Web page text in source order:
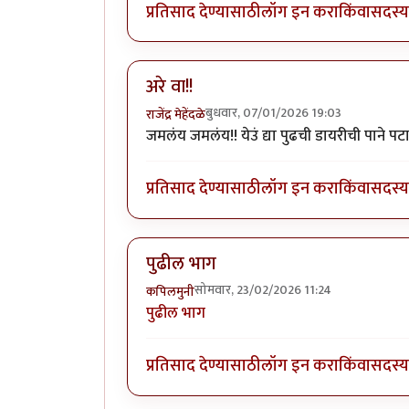
प्रतिसाद देण्यासाठीलॉग इन कराकिंवासदस्य
अरे वा!!
राजेंद्र मेहेंदळेबुधवार, 07/01/2026 19:03
जमलंय जमलंय!! येउं द्या पुढची डायरीची पाने
प्रतिसाद देण्यासाठीलॉग इन कराकिंवासदस्य
पुढील भाग
कपिलमुनीसोमवार, 23/02/2026 11:24
पुढील भाग
प्रतिसाद देण्यासाठीलॉग इन कराकिंवासदस्य